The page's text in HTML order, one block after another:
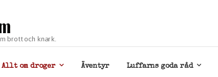
brott och knark.
Allt om droger Äventyr Luffarns goda råd